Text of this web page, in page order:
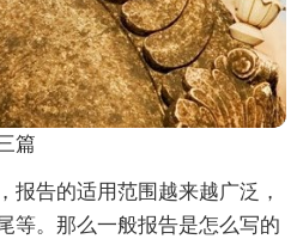
篇
报告的适用范围越来越广泛，
等。那么一般报告是怎么写的